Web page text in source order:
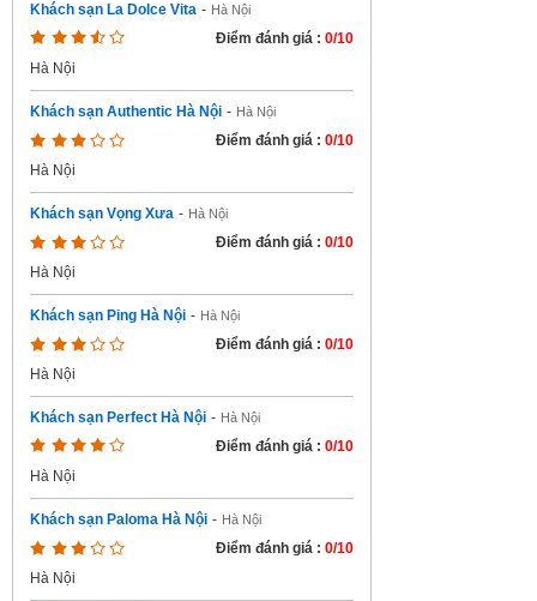
Khách sạn La Dolce Vita - Hà Nội
Điểm đánh giá : 0/10
Hà Nội
Khách sạn Authentic Hà Nội - Hà Nội
Điểm đánh giá : 0/10
Hà Nội
Khách sạn Vọng Xưa - Hà Nội
Điểm đánh giá : 0/10
Hà Nội
Khách sạn Ping Hà Nội - Hà Nội
Điểm đánh giá : 0/10
Hà Nội
Khách sạn Perfect Hà Nội - Hà Nội
Điểm đánh giá : 0/10
Hà Nội
Khách sạn Paloma Hà Nội - Hà Nội
Điểm đánh giá : 0/10
Hà Nội